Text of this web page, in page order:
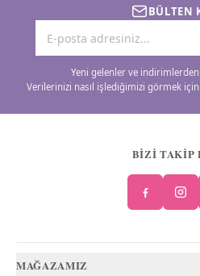
BÜLTEN
Yeni gelenler ve
Verilerinizi nasıl işlediğimizi görmek için
BİZİ TAKİP
MAĞAZAMIZ